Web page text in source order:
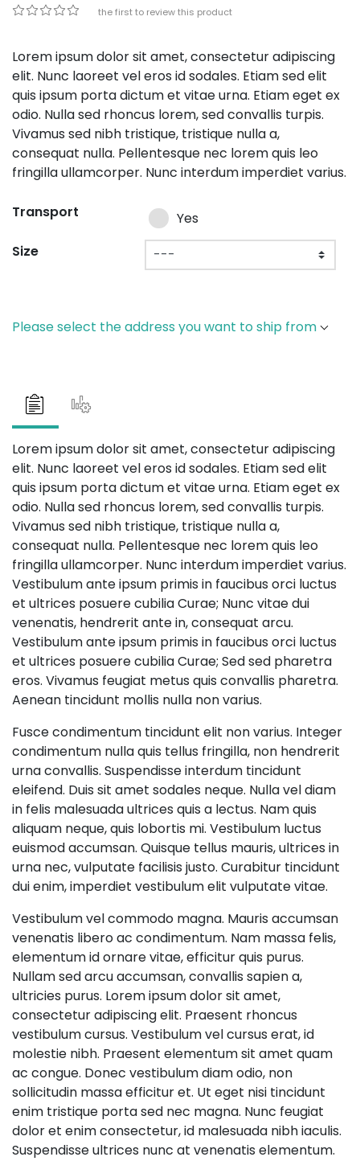
Be the first to review this product
Lorem ipsum dolor sit amet, consectetur adipiscing
elit. Nunc laoreet vel eros id sodales. Etiam sed elit
quis ipsum porta dictum et vitae urna. Etiam eget ex
odio. Nulla sed rhoncus lorem, sed convallis turpis.
Vivamus sed nibh tristique, tristique nulla a,
consequat nulla. Pellentesque nec lorem quis leo
fringilla ullamcorper. Nunc interdum imperdiet varius.
Transport
Yes
Size
Please select the address you want to ship from
Lorem ipsum dolor sit amet, consectetur adipiscing
elit. Nunc laoreet vel eros id sodales. Etiam sed elit
quis ipsum porta dictum et vitae urna. Etiam eget ex
odio. Nulla sed rhoncus lorem, sed convallis turpis.
Vivamus sed nibh tristique, tristique nulla a,
consequat nulla. Pellentesque nec lorem quis leo
fringilla ullamcorper. Nunc interdum imperdiet varius.
Vestibulum ante ipsum primis in faucibus orci luctus
et ultrices posuere cubilia Curae; Nunc vitae dui
venenatis, hendrerit ante in, consequat arcu.
Vestibulum ante ipsum primis in faucibus orci luctus
et ultrices posuere cubilia Curae; Sed sed pharetra
eros. Vivamus feugiat metus quis convallis pharetra.
Aenean tincidunt mollis nulla non varius.
Fusce condimentum tincidunt elit non varius. Integer
condimentum nulla quis tellus fringilla, non hendrerit
urna convallis. Suspendisse interdum tincidunt
eleifend. Duis sit amet sodales neque. Nulla vel diam
in felis malesuada ultrices quis a lectus. Nam quis
aliquam neque, quis lobortis mi. Vestibulum luctus
euismod accumsan. Quisque tellus mauris, ultrices in
urna nec, vulputate facilisis justo. Curabitur tincidunt
dui enim, imperdiet vestibulum elit vulputate vitae.
Vestibulum vel commodo magna. Mauris accumsan
venenatis libero ac condimentum. Nam massa felis,
elementum id ornare vitae, efficitur quis purus.
Nullam sed arcu accumsan, convallis sapien a,
ultricies purus. Lorem ipsum dolor sit amet,
consectetur adipiscing elit. Praesent rhoncus
vestibulum cursus. Vestibulum vel cursus erat, id
molestie nibh. Praesent elementum sit amet quam
ac congue. Donec vestibulum diam odio, non
sollicitudin massa efficitur et. Ut eget nisi tincidunt
enim tristique porta sed nec magna. Nunc feugiat
dolor et enim consectetur, id malesuada nibh iaculis.
Suspendisse ultrices nunc at venenatis elementum.